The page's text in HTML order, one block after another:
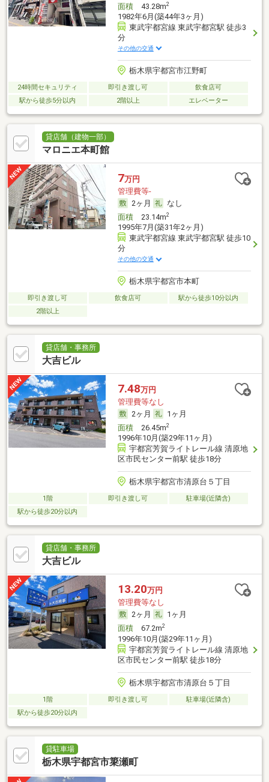
面積43.28m2
1982年6月(築44年3ヶ月)
東武宇都宮線 東武宇都宮駅 徒歩3
分
その他の交通
栃木県宇都宮市江野町
24時間セキュリティ 即引き渡し可
飲食店可
駅から徒歩5分以内
2階以上 エレベーター
貸店舗（建物一部）
マロニエ本町館
7万円
管理費等-
2ヶ月
なし
面積23.14m2
1995年7月(築31年2ヶ月)
東武宇都宮線 東武宇都宮駅 徒歩10
分
その他の交通
栃木県宇都宮市本町
即引き渡し可 飲食店可
駅から徒歩10分以内
2階以上
貸店舗・事務所
大吉ビル
7.48万円
管理費等なし
2ヶ月
1ヶ月
面積26.45m2
1996年10月(築29年11ヶ月)
宇都宮芳賀ライトレール線 清原地
区市民センター前駅 徒歩18分
栃木県宇都宮市清原台５丁目
1階 即引き渡し可
駐車場(近隣含)
駅から徒歩20分以内
貸店舗・事務所
大吉ビル
13.20万円
管理費等なし
2ヶ月
1ヶ月
面積67.2m2
1996年10月(築29年11ヶ月)
宇都宮芳賀ライトレール線 清原地
区市民センター前駅 徒歩18分
栃木県宇都宮市清原台５丁目
1階 即引き渡し可
駐車場(近隣含)
駅から徒歩20分以内
貸駐車場
栃木県宇都宮市簗瀬町